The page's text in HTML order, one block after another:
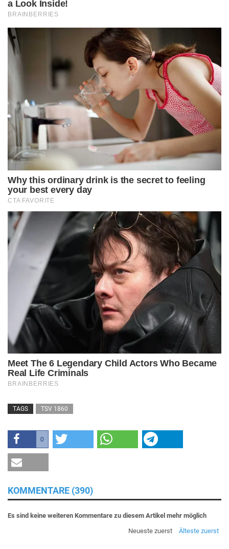
TAGS TSV 1860
0
KOMMENTARE (390)
Es sind keine weiteren Kommentare zu diesem Artikel mehr möglich
Neueste zuerst
Älteste zuerst